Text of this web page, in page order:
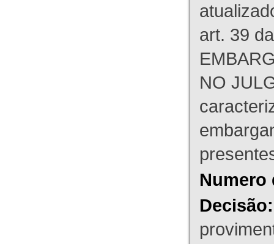
art. 39
NO
Numero
Decisão: